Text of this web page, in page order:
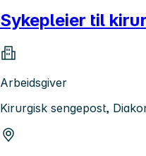
Sykepleier til
Arbeidsgiver
Kirurgisk sengepost,